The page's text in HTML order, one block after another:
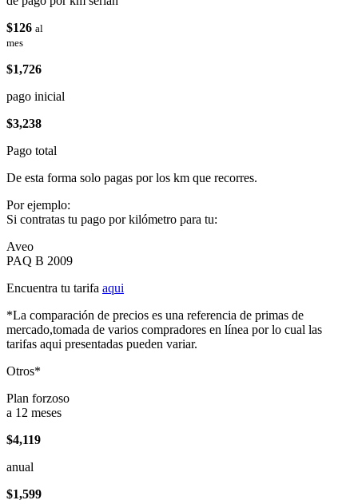
$126 al
mes
$1,726
pago inicial
$3,238
Pago total
De esta forma solo pagas por los km que recorres.
Por ejemplo:
Si contratas tu pago por kilómetro para tu:
Aveo
PAQ B 2009
Encuentra tu tarifa aqui
*La comparación de precios es una referencia de primas de
mercado,tomada de varios compradores en línea por lo cual las
tarifas aqui presentadas pueden variar.
Otros*
Plan forzoso
a 12 meses
$4,119
anual
$1,599